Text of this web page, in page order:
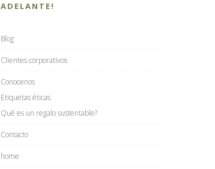
ADELANTE!
Blog
Clientes corporativos
Conocenos
Etiquetas éticas
Qué es un regalo sustentable?
Contacto
home